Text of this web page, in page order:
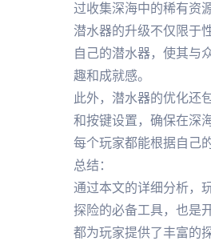
过收集深海中的稀有资
潜水器的升级不仅限于
自己的潜水器，使其与
趣和成就感。
此外，潜水器的优化还
和按键设置，确保在深
每个玩家都能根据自己
总结：
通过本文的详细分析，
探险的必备工具，也是
都为玩家提供了丰富的